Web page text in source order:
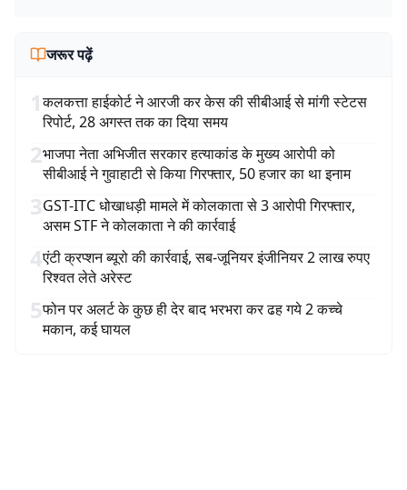
जरूर पढ़ें
1कलकत्ता हाईकोर्ट ने आरजी कर केस की सीबीआई से मांगी स्टेटस
रिपोर्ट, 28 अगस्त तक का दिया समय
2भाजपा नेता अभिजीत सरकार हत्याकांड के मुख्य आरोपी को
सीबीआई ने गुवाहाटी से किया गिरफ्तार, 50 हजार का था इनाम
3GST-ITC धोखाधड़ी मामले में कोलकाता से 3 आरोपी गिरफ्तार,
असम STF ने कोलकाता ने की कार्रवाई
4एंटी क्रप्शन ब्यूरो की कार्रवाई, सब-जूनियर इंजीनियर 2 लाख रुपए
रिश्वत लेते अरेस्ट
5फोन पर अलर्ट के कुछ ही देर बाद भरभरा कर ढह गये 2 कच्चे
मकान, कई घायल